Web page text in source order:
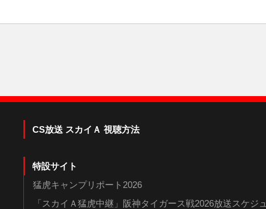
CS放送 スカイＡ 視聴方法
特設サイト
猛虎キャンプリポート2026
「スカイＡ猛虎中継」阪神タイガース戦2026放送スケジュ